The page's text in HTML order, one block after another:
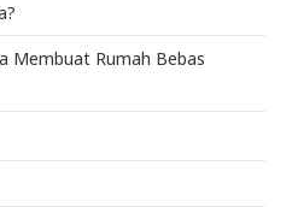
Membuat Rumah Bebas